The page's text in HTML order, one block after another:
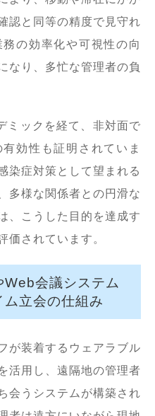
認と同等の精度で見守れ
の効率化や可視性の向
なり、多忙な管理者の負
ミックを経て、非対面で
効性も証明されていま
染症対策として望まれる
多様な関係者との円滑な
、こうした目的を達成す
価されています。
Web会議システム
立会の仕組み
が装着するウェアラブル
活用し、遠隔地の管理者
会うシステムが構築され